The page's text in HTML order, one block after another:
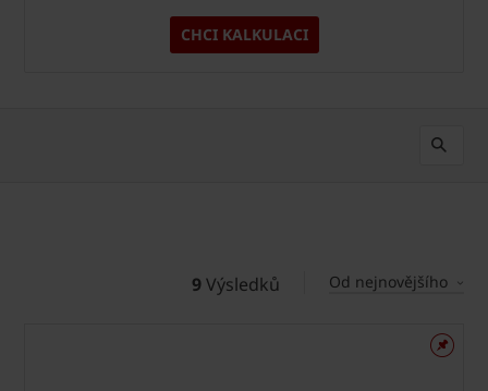
CHCI KALKULACI
9Výsledků Od nejnovějšího